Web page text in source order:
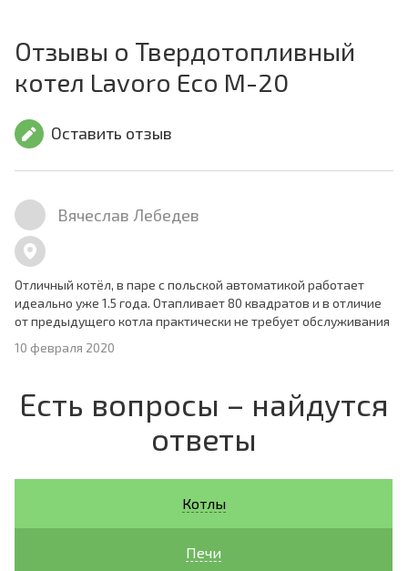
Отзывы о Твердотопливный
котел Lavoro Eco M-20
Оставить отзыв
Вячеслав Лебедев
Отличный котёл, в паре с польской автоматикой работает
идеально уже 1.5 года. Отапливает 80 квадратов и в отличие
от предыдущего котла практически не требует обслуживания
10 февраля 2020
Есть вопросы – найдутся
ответы
Котлы
Печи